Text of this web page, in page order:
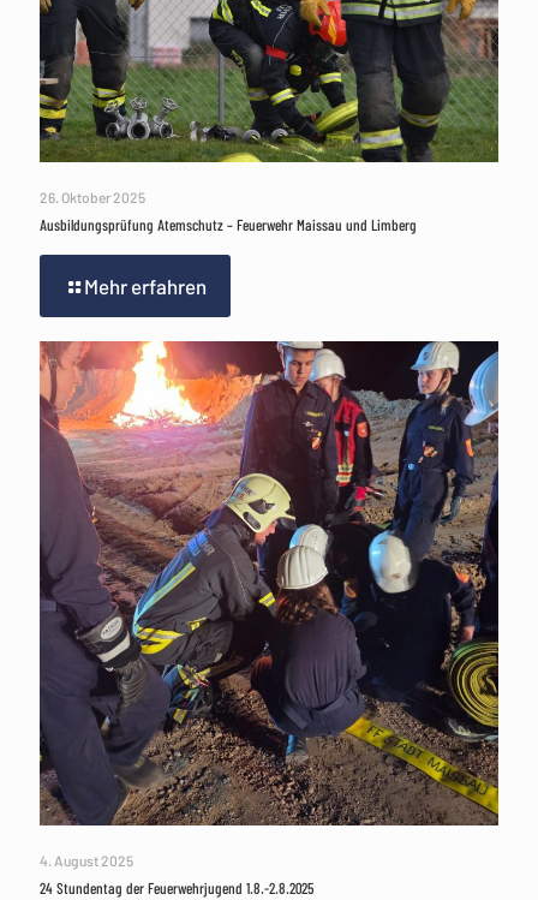
26. Oktober 2025
Ausbildungsprüfung Atemschutz – Feuerwehr Maissau und Limberg
Mehr erfahren
4. August 2025
24 Stundentag der Feuerwehrjugend 1.8.-2.8.2025